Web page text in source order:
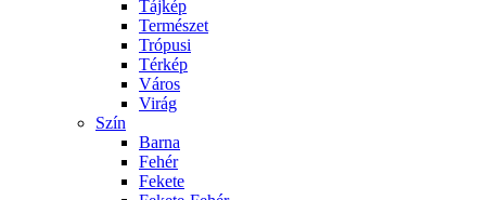
Tájkép
Természet
Trópusi
Térkép
Város
Virág
Szín
Barna
Fehér
Fekete